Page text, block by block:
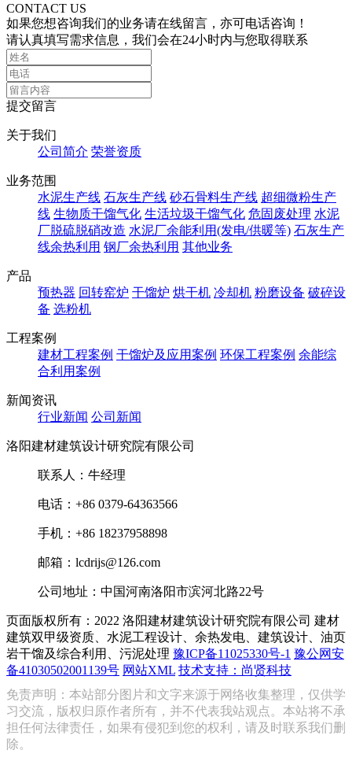
CONTACT US
如果您想咨询我们的业务请在线留言，亦可电话咨询！
请认真填写需求信息，我们会在24小时内与您取得联系
提交留言
关于我们
公司简介 荣誉资质
业务范围
水泥生产线 石灰生产线 砂石骨料生产线 超细微粉生产
线 生物质干馏气化 生活垃圾干馏气化 危固废处理 水泥
厂脱硫脱硝改造 水泥厂余能利用(发电/供暖等) 石灰生产
线余热利用 钢厂余热利用 其他业务
产品
预热器 回转窑炉 干馏炉 烘干机 冷却机 粉磨设备 破碎设
备 选粉机
工程案例
建材工程案例 干馏炉及应用案例 环保工程案例 余能综
合利用案例
新闻资讯
行业新闻 公司新闻
洛阳建材建筑设计研究院有限公司
联系人：牛经理
电话：+86 0379-64363566
手机：+86 18237958898
邮箱：lcdrijs@126.com
公司地址：中国河南洛阳市滨河北路22号
页面版权所有：2022 洛阳建材建筑设计研究院有限公司 建材
建筑双甲级资质、水泥工程设计、余热发电、建筑设计、油页
岩干馏及综合利用、污泥处理 豫ICP备11025330号-1 豫公网安
备41030502001139号 网站XML 技术支持：尚贤科技
免责声明：本站部分图片和文字来源于网络收集整理，仅供学
习交流，版权归原作者所有，并不代表我站观点。本站将不承
担任何法律责任，如果有侵犯到您的权利，请及时联系我们删
除。